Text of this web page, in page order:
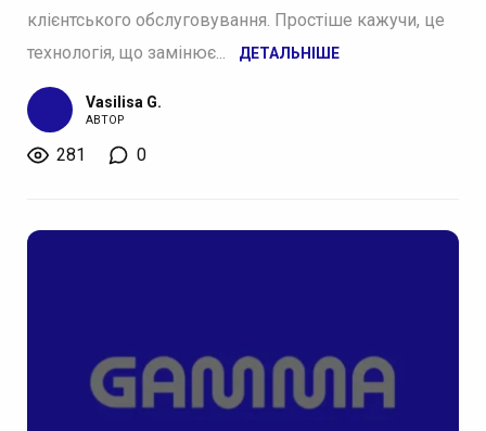
клієнтського обслуговування. Простіше кажучи, це
технологія, що замінює...
ДЕТАЛЬНІШЕ
Vasilisa G.
АВТОР
281 0